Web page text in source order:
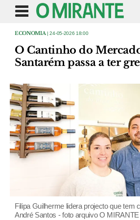
ECONOMIA | 24-05-2026 18:00
O Cantinho do
Santarém passa a ter
Filipa Guilherme lidera projecto que tem
André Santos - foto arquivo O MIRANTE